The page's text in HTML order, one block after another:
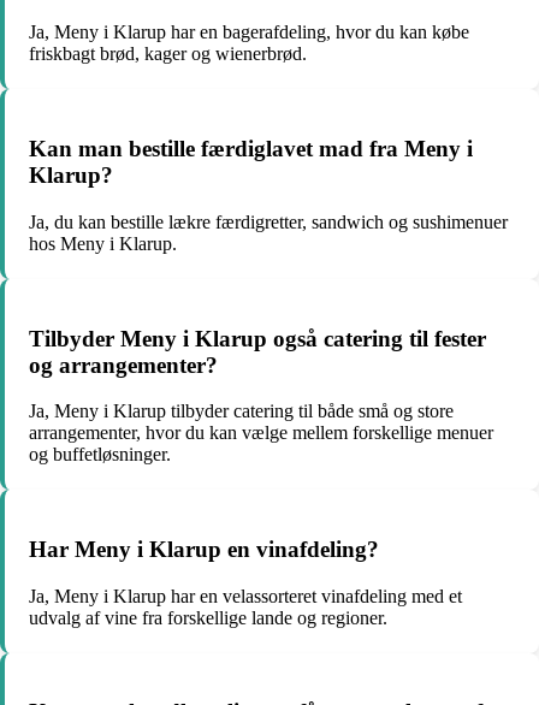
Ja, Meny i Klarup har en bagerafdeling, hvor du kan købe
friskbagt brød, kager og wienerbrød.
Kan man bestille færdiglavet mad fra Meny i
Klarup?
Ja, du kan bestille lækre færdigretter, sandwich og sushimenuer
hos Meny i Klarup.
Tilbyder Meny i Klarup også catering til fester
og arrangementer?
Ja, Meny i Klarup tilbyder catering til både små og store
arrangementer, hvor du kan vælge mellem forskellige menuer
og buffetløsninger.
Har Meny i Klarup en vinafdeling?
Ja, Meny i Klarup har en velassorteret vinafdeling med et
udvalg af vine fra forskellige lande og regioner.